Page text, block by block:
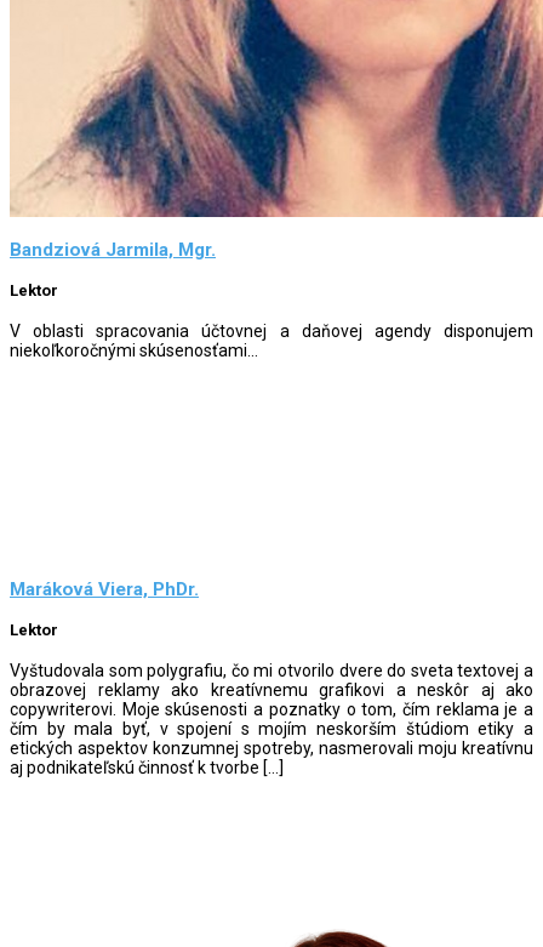
Bandziová Jarmila, Mgr.
Lektor
V oblasti spracovania účtovnej a daňovej agendy disponujem
niekoľkoročnými skúsenosťami...
Maráková Viera, PhDr.
Lektor
Vyštudovala som polygrafiu, čo mi otvorilo dvere do sveta textovej a
obrazovej reklamy ako kreatívnemu grafikovi a neskôr aj ako
copywriterovi. Moje skúsenosti a poznatky o tom, čím reklama je a
čím by mala byť, v spojení s mojím neskorším štúdiom etiky a
etických aspektov konzumnej spotreby, nasmerovali moju kreatívnu
aj podnikateľskú činnosť k tvorbe […]